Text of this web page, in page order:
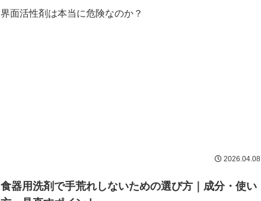
界面活性剤は本当に危険なのか？
2026.04.08
食器用洗剤で手荒れしないための選び方｜成分・使い